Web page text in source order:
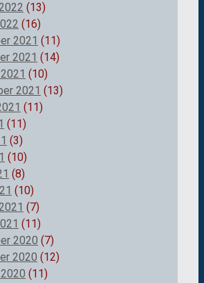
(13)
(16)
2021 (11)
2021 (14)
(10)
2021 (13)
(11)
(11)
(3)
(10)
(8)
(10)
(7)
(11)
2020 (7)
2020 (12)
(11)